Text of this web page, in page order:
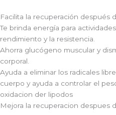
Facilita la recuperación después
Te brinda energía para
rendimiento y la resistencia.
Ahorra glucógeno muscular y
corporal.
Ayuda a eliminar los radicales
cuerpo y ayuda a controlar el
oxidacion der lipodos
Mejora la recuperacion despues